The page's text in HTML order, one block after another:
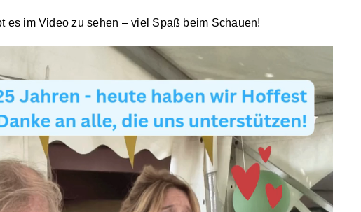
es im Video zu sehen – viel Spaß beim Schauen!